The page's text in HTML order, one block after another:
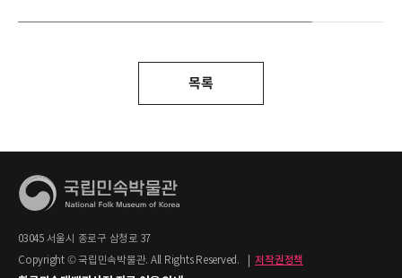
목록
03045 서울시 종로구 삼청로 37
Copyright © 국립민속박물관. All Rights Reserved.
저작권정책